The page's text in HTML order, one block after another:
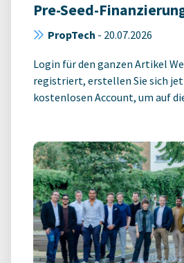
Pre-Seed-
PropTech - 20.07.2026
Login für den ganzen Artikel
registriert, erstellen Sie sich
kostenlosen Account, um auf